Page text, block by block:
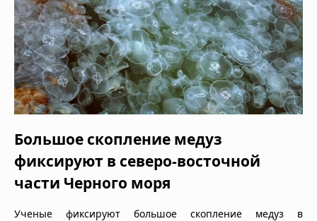
Большое скопление медуз
фиксируют в северо-восточной
части Черного моря
Ученые фиксируют большое скопление медуз в